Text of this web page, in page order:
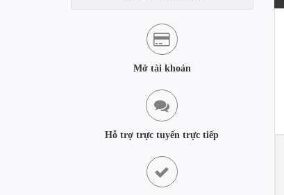
Mở tài khoản
Hỗ trợ trực tuyến trực tiếp